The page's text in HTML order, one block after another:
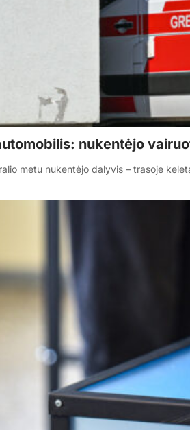
nukentėjo
metu nukentėjo dalyvis – trasoje